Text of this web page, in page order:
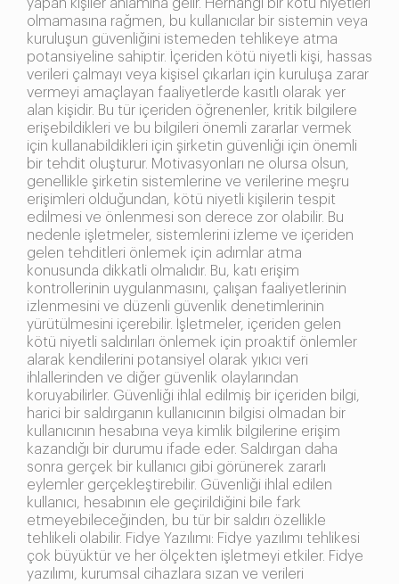
yapan kişiler anlamına gelir. Herhangi bir kötü niyetleri
olmamasına rağmen, bu kullanıcılar bir sistemin veya
kuruluşun güvenliğini istemeden tehlikeye atma
potansiyeline sahiptir. İçeriden kötü niyetli kişi, hassas
verileri çalmayı veya kişisel çıkarları için kuruluşa zarar
vermeyi amaçlayan faaliyetlerde kasıtlı olarak yer
alan kişidir. Bu tür içeriden öğrenenler, kritik bilgilere
erişebildikleri ve bu bilgileri önemli zararlar vermek
için kullanabildikleri için şirketin güvenliği için önemli
bir tehdit oluşturur. Motivasyonları ne olursa olsun,
genellikle şirketin sistemlerine ve verilerine meşru
erişimleri olduğundan, kötü niyetli kişilerin tespit
edilmesi ve önlenmesi son derece zor olabilir. Bu
nedenle işletmeler, sistemlerini izleme ve içeriden
gelen tehditleri önlemek için adımlar atma
konusunda dikkatli olmalıdır. Bu, katı erişim
kontrollerinin uygulanmasını, çalışan faaliyetlerinin
izlenmesini ve düzenli güvenlik denetimlerinin
yürütülmesini içerebilir. İşletmeler, içeriden gelen
kötü niyetli saldırıları önlemek için proaktif önlemler
alarak kendilerini potansiyel olarak yıkıcı veri
ihlallerinden ve diğer güvenlik olaylarından
koruyabilirler. Güvenliği ihlal edilmiş bir içeriden bilgi,
harici bir saldırganın kullanıcının bilgisi olmadan bir
kullanıcının hesabına veya kimlik bilgilerine erişim
kazandığı bir durumu ifade eder. Saldırgan daha
sonra gerçek bir kullanıcı gibi görünerek zararlı
eylemler gerçekleştirebilir. Güvenliği ihlal edilen
kullanıcı, hesabının ele geçirildiğini bile fark
etmeyebileceğinden, bu tür bir saldırı özellikle
tehlikeli olabilir. Fidye Yazılımı: Fidye yazılımı tehlikesi
çok büyüktür ve her ölçekten işletmeyi etkiler. Fidye
yazılımı, kurumsal cihazlara sızan ve verileri